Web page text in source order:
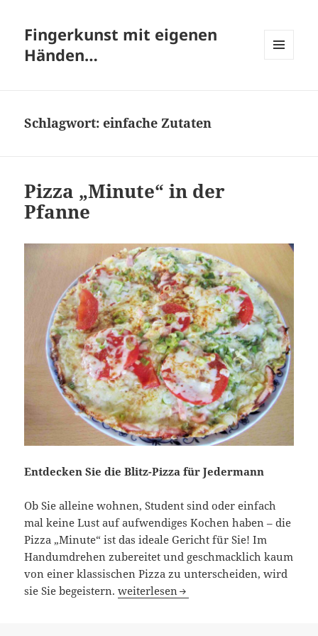
Fingerkunst mit eigenen
Händen…
Schlagwort:einfache Zutaten
Pizza „Minute“ in der
Pfanne
Entdecken Sie die Blitz-Pizza für Jedermann
Ob Sie alleine wohnen, Student sind oder einfach
mal keine Lust auf aufwendiges Kochen haben – die
Pizza „Minute“ ist das ideale Gericht für Sie! Im
Handumdrehen zubereitet und geschmacklich kaum
von einer klassischen Pizza zu unterscheiden, wird
sie Sie begeistern.Pizza „Minute“ in der Pfanne
weiterlesen